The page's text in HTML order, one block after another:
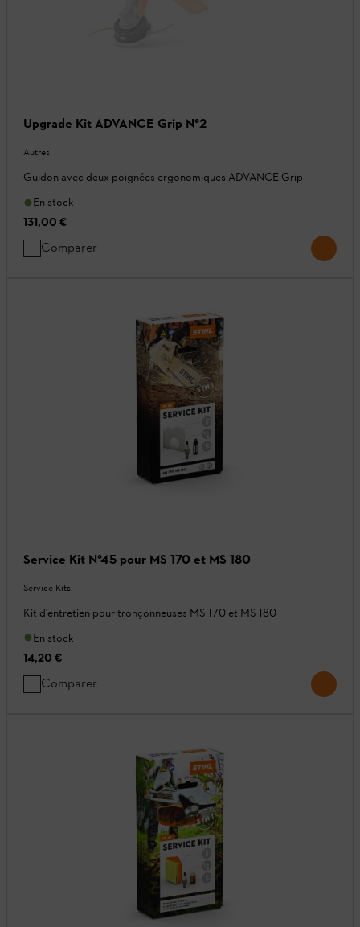
Upgrade Kit ADVANCE Grip N°2
Autres
Guidon avec deux poignées ergonomiques ADVANCE Grip
En stock
131,00 €
Comparer
Service Kit N°45 pour MS 170 et MS 180
Service Kits
Kit d'entretien pour tronçonneuses MS 170 et MS 180
En stock
14,20 €
Comparer